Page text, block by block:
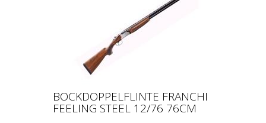
BOCKDOPPELFLINTE FRANCHI
FEELING STEEL 12/76 76CM